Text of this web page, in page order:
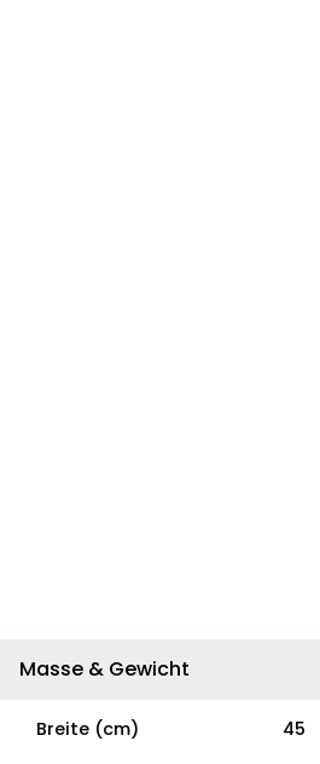
Masse & Gewicht
Breite (cm) 45